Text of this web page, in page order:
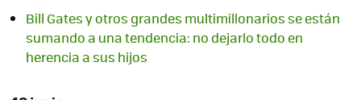
Bill Gates y otros grandes multimillonarios se están
sumando a una tendencia: no dejarlo todo en
herencia a sus hijos